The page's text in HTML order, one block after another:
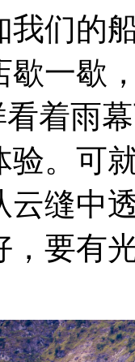
我们的
一歇
看着雨
验。可
云缝中
，要有